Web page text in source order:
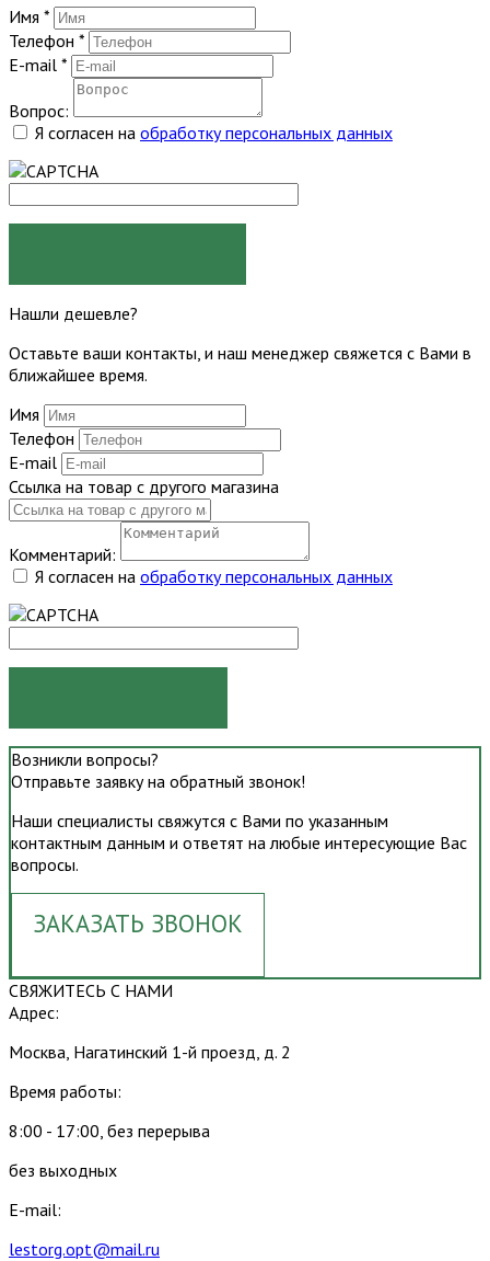
Имя *
Телефон *
E-mail *
Вопрос:
Я согласен на обработку персональных данных
Нашли дешевле?
Оставьте ваши контакты, и наш менеджер свяжется с Вами в
ближайшее время.
Имя
Телефон
E-mail
Ссылка на товар с другого магазина
Комментарий:
Я согласен на обработку персональных данных
Возникли вопросы?
Отправьте заявку на обратный звонок!
Наши специалисты свяжутся с Вами по указанным
контактным данным и ответят на любые интересующие Вас
вопросы.
ЗАКАЗАТЬ ЗВОНОК
СВЯЖИТЕСЬ С НАМИ
Адрес:
Москва, Нагатинский 1-й проезд, д. 2
Время работы:
8:00 - 17:00, без перерыва
без выходных
E-mail:
lestorg.opt@mail.ru